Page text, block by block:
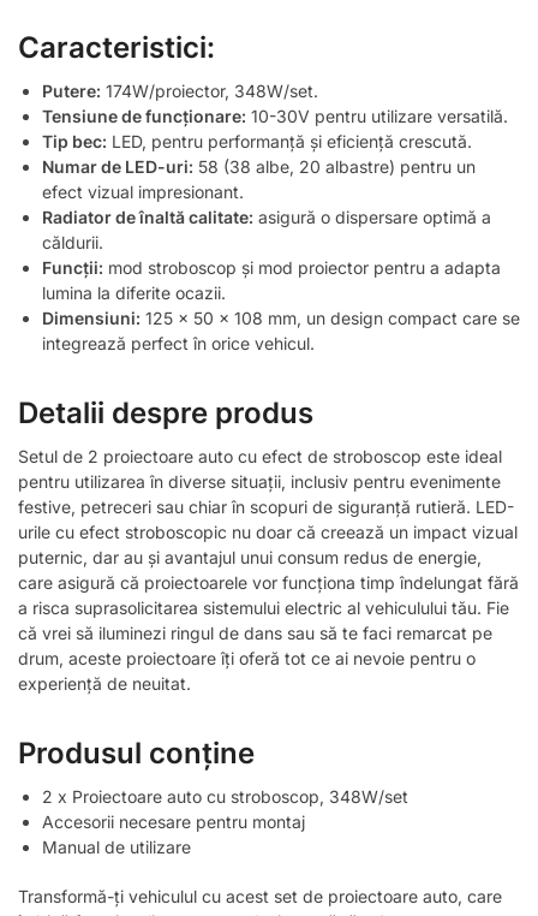
Caracteristici:
Putere: 174W/proiector, 348W/set.
Tensiune de funcționare: 10-30V pentru utilizare versatilă.
Tip bec: LED, pentru performanță și eficiență crescută.
Numar de LED-uri: 58 (38 albe, 20 albastre) pentru un
efect vizual impresionant.
Radiator de înaltă calitate: asigură o dispersare optimă a
căldurii.
Funcții: mod stroboscop și mod proiector pentru a adapta
lumina la diferite ocazii.
Dimensiuni: 125 x 50 x 108 mm, un design compact care se
integrează perfect în orice vehicul.
Detalii despre produs
Setul de 2 proiectoare auto cu efect de stroboscop este ideal
pentru utilizarea în diverse situații, inclusiv pentru evenimente
festive, petreceri sau chiar în scopuri de siguranță rutieră. LED-
urile cu efect stroboscopic nu doar că creează un impact vizual
puternic, dar au și avantajul unui consum redus de energie,
care asigură că proiectoarele vor funcționa timp îndelungat fără
a risca suprasolicitarea sistemului electric al vehiculului tău. Fie
că vrei să iluminezi ringul de dans sau să te faci remarcat pe
drum, aceste proiectoare îți oferă tot ce ai nevoie pentru o
experiență de neuitat.
Produsul conține
2 x Proiectoare auto cu stroboscop, 348W/set
Accesorii necesare pentru montaj
Manual de utilizare
Transformă-ți vehiculul cu acest set de proiectoare auto, care